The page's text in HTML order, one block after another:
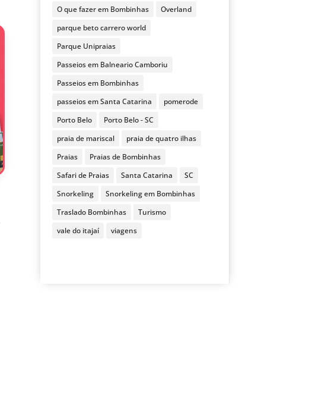
O que fazer em Bombinhas
Overland
parque beto carrero world
Parque Unipraias
Passeios em Balneario Camboriu
Passeios em Bombinhas
passeios em Santa Catarina
pomerode
Porto Belo
Porto Belo - SC
praia de mariscal
praia de quatro ilhas
Praias
Praias de Bombinhas
Safari de Praias
Santa Catarina
SC
Snorkeling
Snorkeling em Bombinhas
Traslado Bombinhas
Turismo
vale do itajaí
viagens